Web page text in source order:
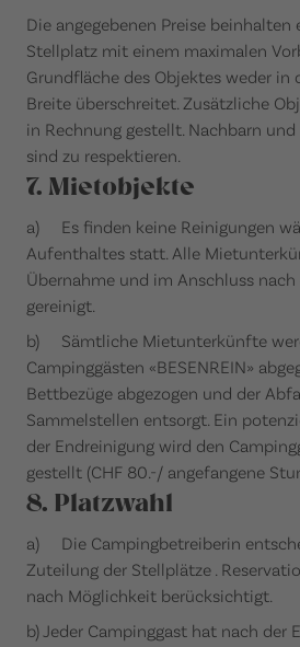
Die angegebenen Preise beinhalten
Stellplatz mit einem maximalen
Grundfläche des Objektes weder in
Breite überschreitet. Zusätzliche
in Rechnung gestellt. Nachbarn
sind zu respektieren.
7. Mietobjekte
a) Es finden keine Reinigungen
Aufenthaltes statt. Alle
Übernahme und im Anschluss nach
gereinigt.
b) Sämtliche Mietunterkünfte
Campinggästen «BESENREIN»
Bettbezüge abgezogen und der
Sammelstellen entsorgt. Ein
der Endreinigung wird den
gestellt (CHF 80.-/ angefangene
8. Platzwahl
a) Die Campingbetreiberin
Zuteilung der Stellplätze .
nach Möglichkeit berücksichtigt.
b) Jeder Campinggast hat nach der